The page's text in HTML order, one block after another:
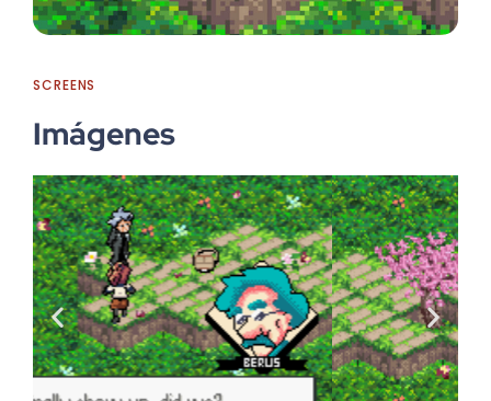
SCREENS
Imágenes